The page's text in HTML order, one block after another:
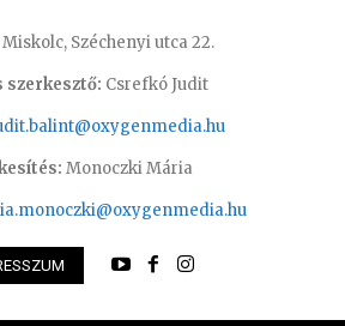
Miskolc, Széchenyi utca 22.
szerkesztő: Csrefkó Judit
Monoczki Mária